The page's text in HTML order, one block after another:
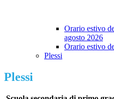
Orario estivo
agosto 2026
Orario estivo
Plessi
Plessi